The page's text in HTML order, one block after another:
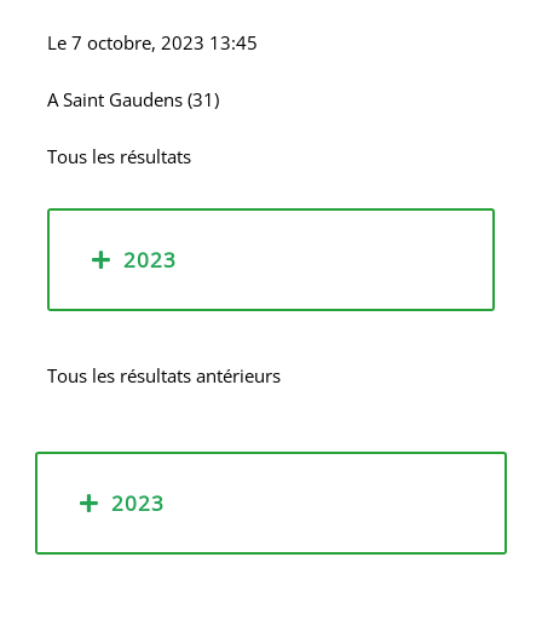
Le7 octobre, 2023 13:45
ASaint Gaudens (31)
Tous les résultats
2023
Tous les résultats antérieurs
2023